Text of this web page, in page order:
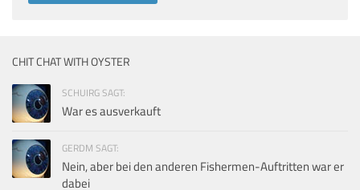
CHIT CHAT WITH OYSTER
SCHUIRG SAGT:
War es ausverkauft
GERDM SAGT:
Nein, aber bei den anderen Fishermen-Auftritten war er
dabei